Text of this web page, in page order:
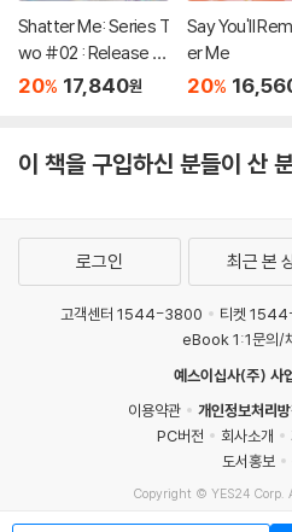
Shatter Me: Series T
wo #02 : Release M
e
20% 17,840원
Say You'll
er Me
20%
이 책을 구입하신 분들이 산
로그인 최근 본
고객센터 1544-3800 티켓
eBook 1:1문의/
예스이십사(주) 사
이용약관
개인정보처리
PC버전
회사소개
도서홍보
Copyright © YES24 Corp.